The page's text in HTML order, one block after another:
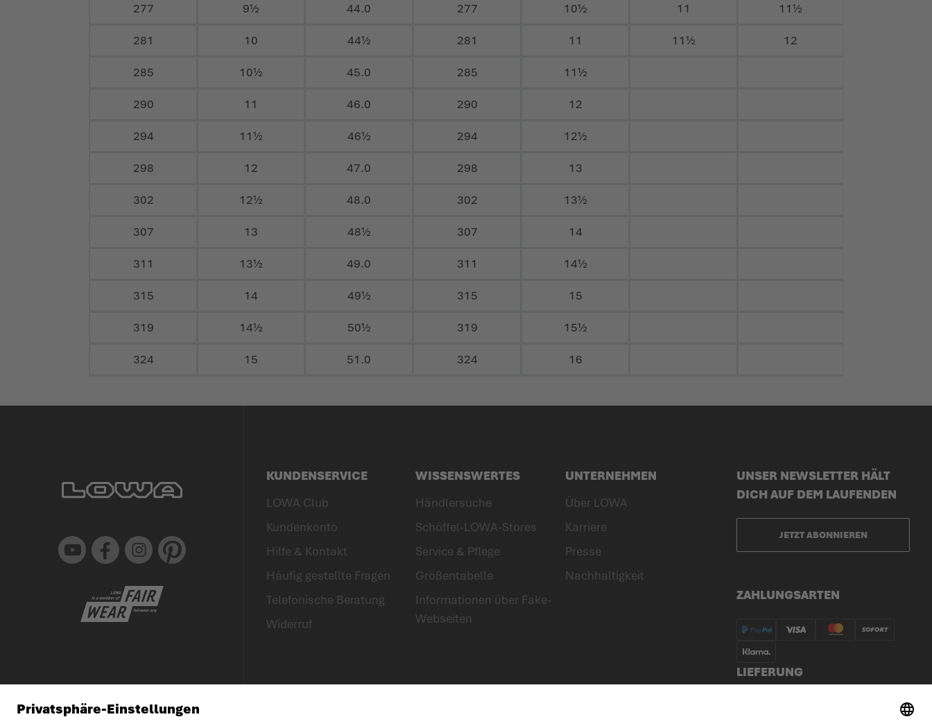
277 9½ 44.0 277 10½ 11 11½
281 10 44½ 281 11 11½ 12
285 10½ 45.0 285 11½
290 11 46.0 290 12
294 11½ 46½ 294 12½
298 12 47.0 298 13
302 12½ 48.0 302 13½
307 13 48½ 307 14
311 13½ 49.0 311 14½
315 14 49½ 315 15
319 14½ 50½ 319 15½
324 15 51.0 324 16
Youtube Facebook Instagram Pinterest
KUNDENSERVICE
LOWA Club
Kundenkonto
Hilfe & Kontakt
Häufig gestellte Fragen
Telefonische Beratung
Widerruf
WISSENSWERTES
Händlersuche
Schöffel-LOWA-Stores
Service & Pflege
Größentabelle
Informationen über Fake-
Webseiten
UNTERNEHMEN
Über LOWA
Karriere
Presse
Nachhaltigkeit
ZAHLUNGSARTEN
LIEFERUNG
UNSER NEWSLETTER HÄLT
DICH AUF DEM LAUFENDEN
JETZT ABONNIEREN